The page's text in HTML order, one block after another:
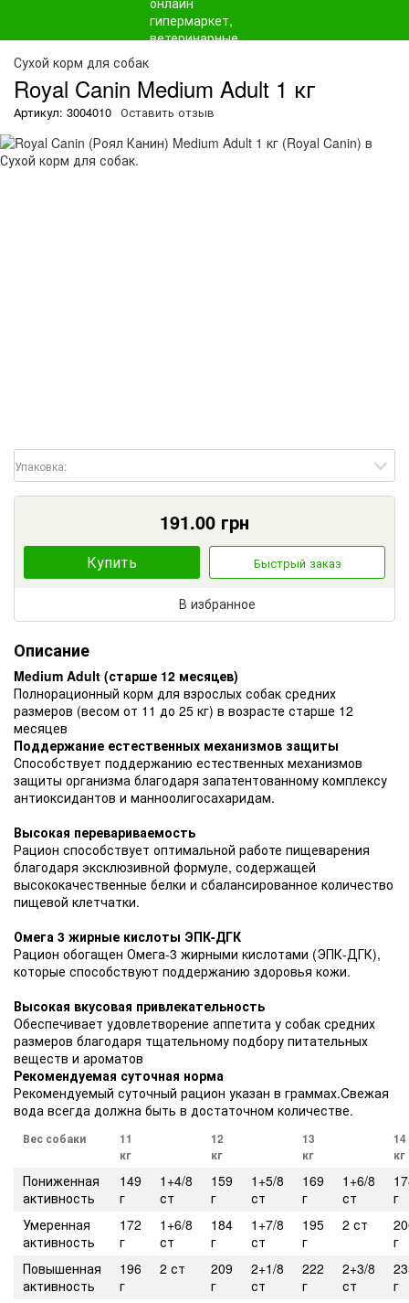
Сухой корм для собак
Royal Canin Medium Adult 1 кг
Артикул: 3004010 Оставить отзыв
Упаковка:
191.00 грн
Купить Быстрый заказ
В избранное
Описание
Medium Adult (старше 12 месяцев)
Полнорационный корм для взрослых собак средних
размеров (весом от 11 до 25 кг) в возрасте старше 12
месяцев
Поддержание естественных механизмов защиты
Способствует поддержанию естественных механизмов
защиты организма благодаря запатентованному комплексу
антиоксидантов и манноолигосахаридам.
Высокая перевариваемость
Рацион способствует оптимальной работе пищеварения
благодаря эксклюзивной формуле, содержащей
высококачественные белки и сбалансированное количество
пищевой клетчатки.
Омега 3 жирные кислоты ЭПК-ДГК
Рацион обогащен Омега-3 жирными кислотами (ЭПК-ДГК),
которые способствуют поддержанию здоровья кожи.
Высокая вкусовая привлекательность
Обеспечивает удовлетворение аппетита у собак средних
размеров благодаря тщательному подбору питательных
веществ и ароматов
Рекомендуемая суточная норма
Рекомендуемый суточный рацион указан в граммах.Cвежая
вода всегда должна быть в достаточном количестве.
Вес собаки
11
кг
12
кг
13
кг
14
кг
Пониженная
активность
149
г
1+4/8
ст
159
г
1+5/8
ст
169
г
1+6/8
ст
г
Умеренная
активность
172
г
1+6/8
ст
184
г
1+7/8
ст
195
г
2 ст
г
Повышенная
активность
196
г
2 ст
209
г
2+1/8
ст
222
г
2+3/8
ст
г